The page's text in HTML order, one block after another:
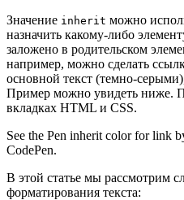
Значение inherit можно
назначить какому-либо
заложено в родительском
например, можно сделать
основной текст (темно-
Пример можно увидеть ниже.
вкладках HTML и CSS.
See the Pen inherit color for link
CodePen.
В этой статье мы рассмотрим
форматирования текста: